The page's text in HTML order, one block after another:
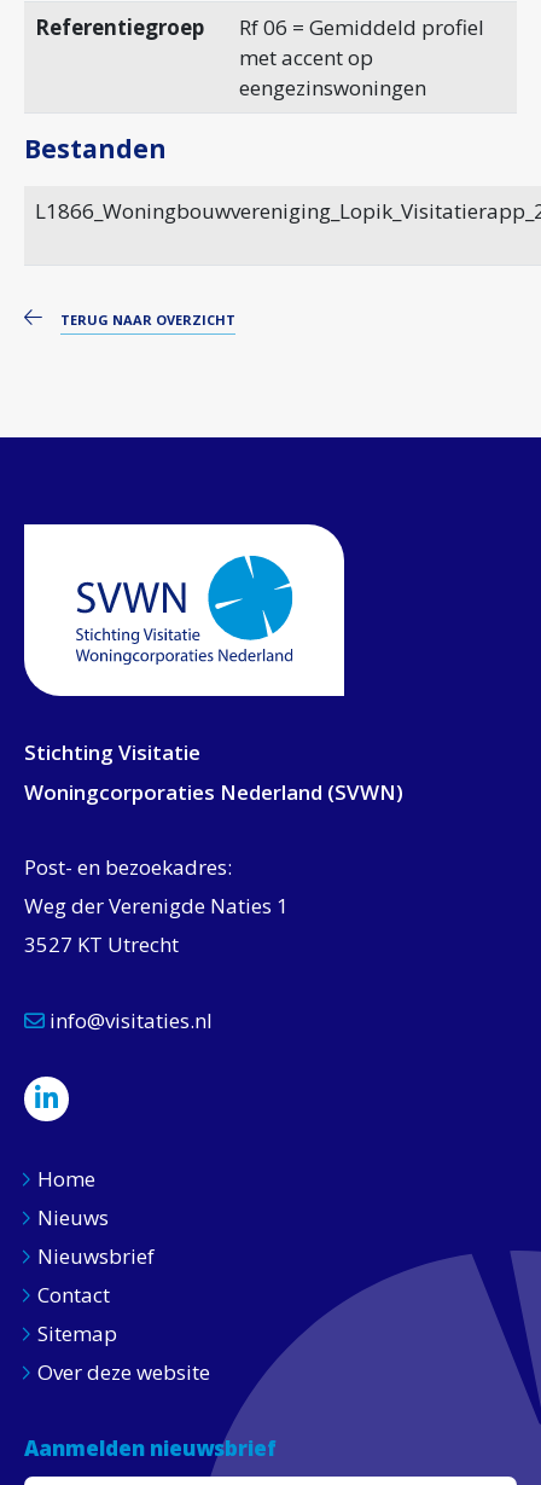
Referentiegroep
Rf 06 = Gemiddeld profiel
met accent op
eengezinswoningen
Bestanden
TERUG NAAR OVERZICHT
Stichting Visitatie
Woningcorporaties Nederland (SVWN)
Post- en bezoekadres:
Weg der Verenigde Naties 1
3527 KT Utrecht
info@visitaties.nl
Home
Nieuws
Nieuwsbrief
Contact
Sitemap
Over deze website
Aanmelden nieuwsbrief